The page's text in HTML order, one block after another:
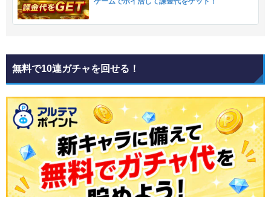
無料で10連ガチャを回せる！